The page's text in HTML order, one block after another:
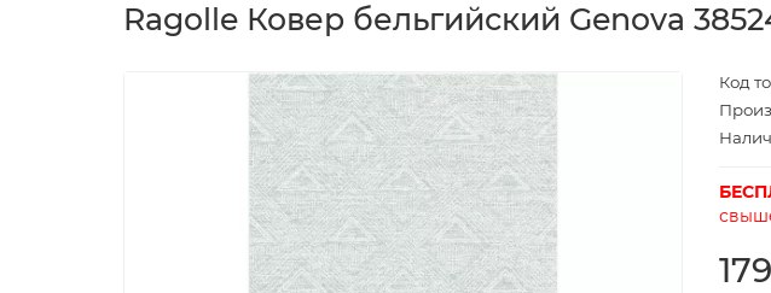
Ragolle Ковер бельгийский Genova
Код